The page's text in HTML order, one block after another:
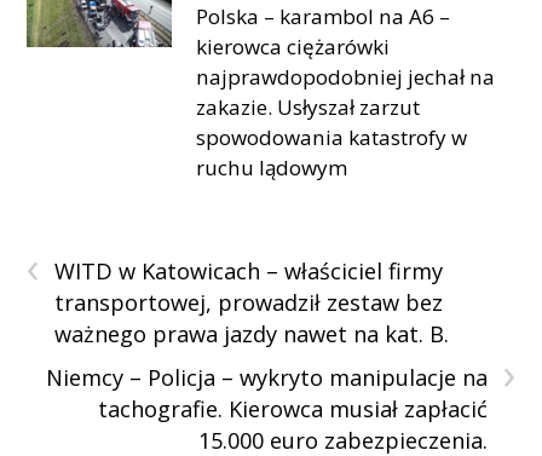
Polska – karambol na A6 –
kierowca ciężarówki
najprawdopodobniej jechał na
zakazie. Usłyszał zarzut
spowodowania katastrofy w
ruchu lądowym
‹
WITD w Katowicach – właściciel firmy
transportowej, prowadził zestaw bez
ważnego prawa jazdy nawet na kat. B.
›
Niemcy – Policja – wykryto manipulacje na
tachografie. Kierowca musiał zapłacić
15.000 euro zabezpieczenia.